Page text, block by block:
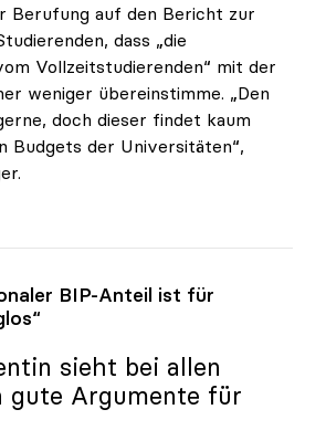
Berufung auf den Bericht zur
dass „die
Vollzeitstudierenden“ mit der
weniger übereinstimme. „Den
doch dieser findet kaum
Budgets der Universitäten“,
Studierenden im Widerspruch zu
BIP-Anteil ist für
sieht bei allen
gute Argumente für